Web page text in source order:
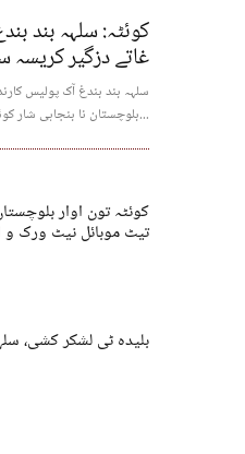
کوئٹہ: سلہہ بند
غاتے دزگیر کریسہ
سلہہ بند بندغ آک پولیس
بلوچستان نا بنجاہی شار کوئٹہ...
کوئٹہ تون اوار
تیٹ موبائل نیٹ ورک و
بلیدہ ٹی لشکر کشی،